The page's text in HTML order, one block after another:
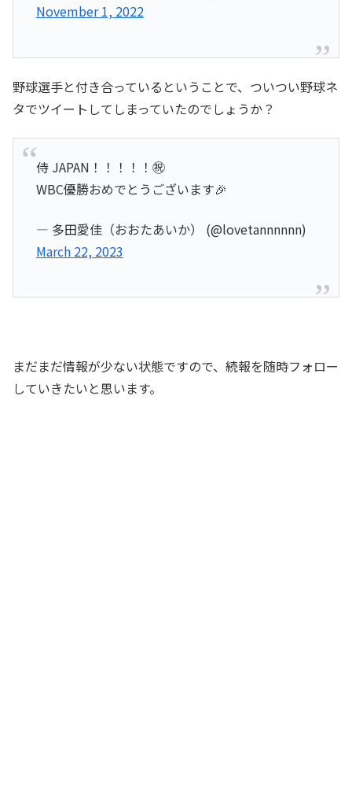
November 1, 2022
野球選手と付き合っているということで、ついつい野球ネ
タでツイートしてしまっていたのでしょうか？
侍 JAPAN！！！！！㊗️
WBC優勝おめでとうございます🎉
— 多田愛佳（おおたあいか） (@lovetannnnnn)
March 22, 2023
まだまだ情報が少ない状態ですので、続報を随時フォロー
していきたいと思います。